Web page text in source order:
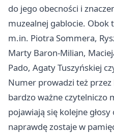
do jego obecności i
muzealnej gablocie. Obok
m.in. Piotra Sommera,
Marty Baron-Milian,
Pado, Agaty Tuszyńskiej
Numer prowadzi też
bardzo ważne czytelniczo
pojawiają się kolejne
naprawdę zostaje w